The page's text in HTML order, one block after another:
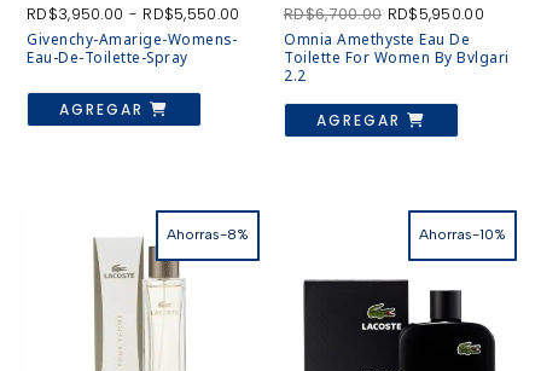
RD$3,950.00 - RD$5,550.00 Rango
precios:
desde
hasta
RD$5,550.00
Givenchy-Amarige-Womens-
Eau-De-Toilette-Spray
AGREGAR
Este
tiene
se
pueden
elegir
en
RD$6,700.00 El
precio
original
RD$5,950.00El
actual
es:
Omnia Amethyste Eau De
Toilette For Women By Bvlgari
2.2
AGREGAR
Ahorras-8% Ahorras-10%